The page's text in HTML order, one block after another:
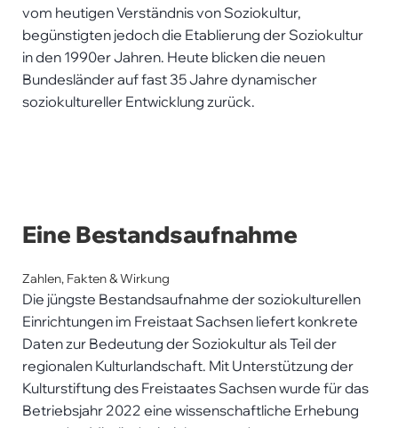
vom heutigen Verständnis von Soziokultur,
begünstigten jedoch die Etablierung der Soziokultur
in den 1990er Jahren. Heute blicken die neuen
Bundesländer auf fast 35 Jahre dynamischer
soziokultureller Entwicklung zurück.
Eine Bestandsaufnahme
Zahlen, Fakten & Wirkung
Die jüngste Bestandsaufnahme der soziokulturellen
Einrichtungen im Freistaat Sachsen liefert konkrete
Daten zur Bedeutung der Soziokultur als Teil der
regionalen Kulturlandschaft. Mit Unterstützung der
Kulturstiftung des Freistaates Sachsen wurde für das
Betriebsjahr 2022 eine wissenschaftliche Erhebung